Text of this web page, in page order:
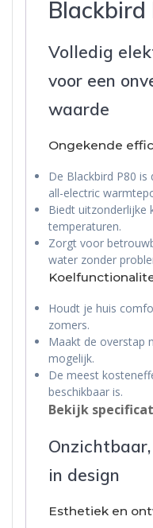
Blackbird
Volledig
voor een
waarde
Ongekende
De Blackbird P80
all-electric
Biedt uitzonderlijke
temperaturen.
Zorgt voor
water zonder
Houdt je huis
zomers.
Maakt de overstap
mogelijk.
De meest
beschikbaar is.
Bekijk
in design
Esthetiek en